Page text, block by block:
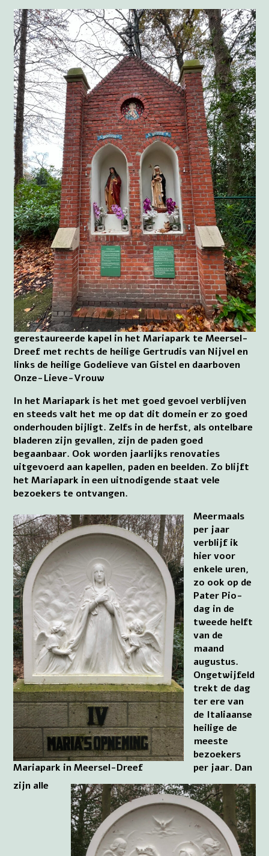
gerestaureerde kapel in het Mariapark te Meersel-
Dreef met rechts de heilige Gertrudis van Nijvel en
links de heilige Godelieve van Gistel en daarboven
Onze-Lieve-Vrouw
In het Mariapark is het met goed gevoel verblijven
en steeds valt het me op dat dit domein er zo goed
onderhouden bijligt. Zelfs in de herfst, als ontelbare
bladeren zijn gevallen, zijn de paden goed
begaanbaar. Ook worden jaarlijks renovaties
uitgevoerd aan kapellen, paden en beelden. Zo blijft
het Mariapark in een uitnodigende staat vele
bezoekers te ontvangen.
Mariapark in Meersel-Dreef
Meermaals
per jaar
verblijf ik
hier voor
enkele uren,
zo ook op de
Pater Pio-
dag in de
tweede helft
van de
maand
augustus.
Ongetwijfeld
trekt de dag
ter ere van
de Italiaanse
heilige de
meeste
bezoekers
per jaar. Dan
zijn alle